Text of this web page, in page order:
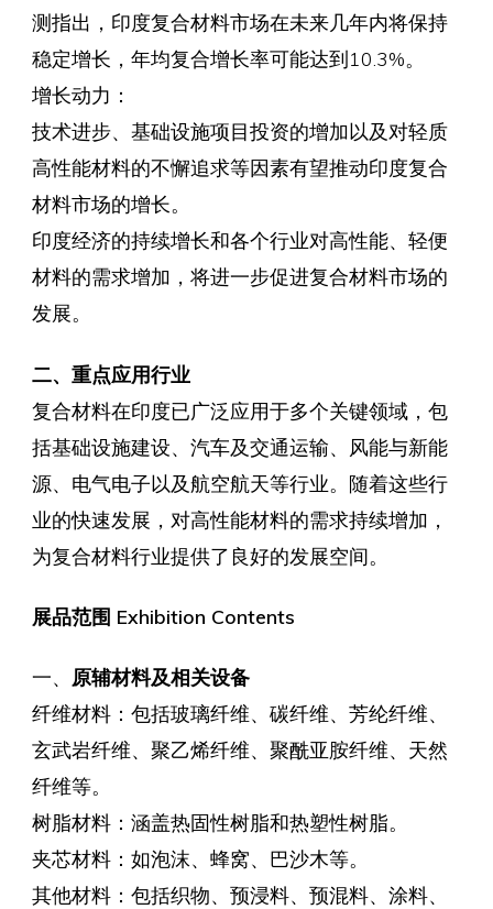
测指出，印度复合材料市场在未来几年内将保持
稳定增长，年均复合增长率可能达到10.3%。
增长动力：
技术进步、基础设施项目投资的增加以及对轻质
高性能材料的不懈追求等因素有望推动印度复合
材料市场的增长。
印度经济的持续增长和各个行业对高性能、轻便
材料的需求增加，将进一步促进复合材料市场的
发展。
二、重点应用行业
复合材料在印度已广泛应用于多个关键领域，包
括基础设施建设、汽车及交通运输、风能与新能
源、电气电子以及航空航天等行业。随着这些行
业的快速发展，对高性能材料的需求持续增加，
为复合材料行业提供了良好的发展空间。
展品范围 Exhibition Contents
一、
原辅材料及相关设备
纤维材料：包括玻璃纤维、碳纤维、芳纶纤维、
玄武岩纤维、聚乙烯纤维、聚酰亚胺纤维、天然
纤维等。
树脂材料：涵盖热固性树脂和热塑性树脂。
夹芯材料：如泡沫、蜂窝、巴沙木等。
其他材料：包括织物、预浸料、预混料、涂料、